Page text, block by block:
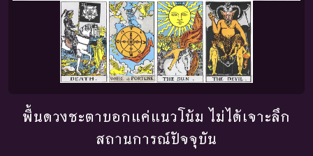
พื้นดวงชะตาบอกแค่แนวโน้ม ไม่ได้เจาะลึก
สถานการณ์ปัจจุบัน